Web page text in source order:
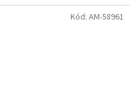
Kód: AM-58961